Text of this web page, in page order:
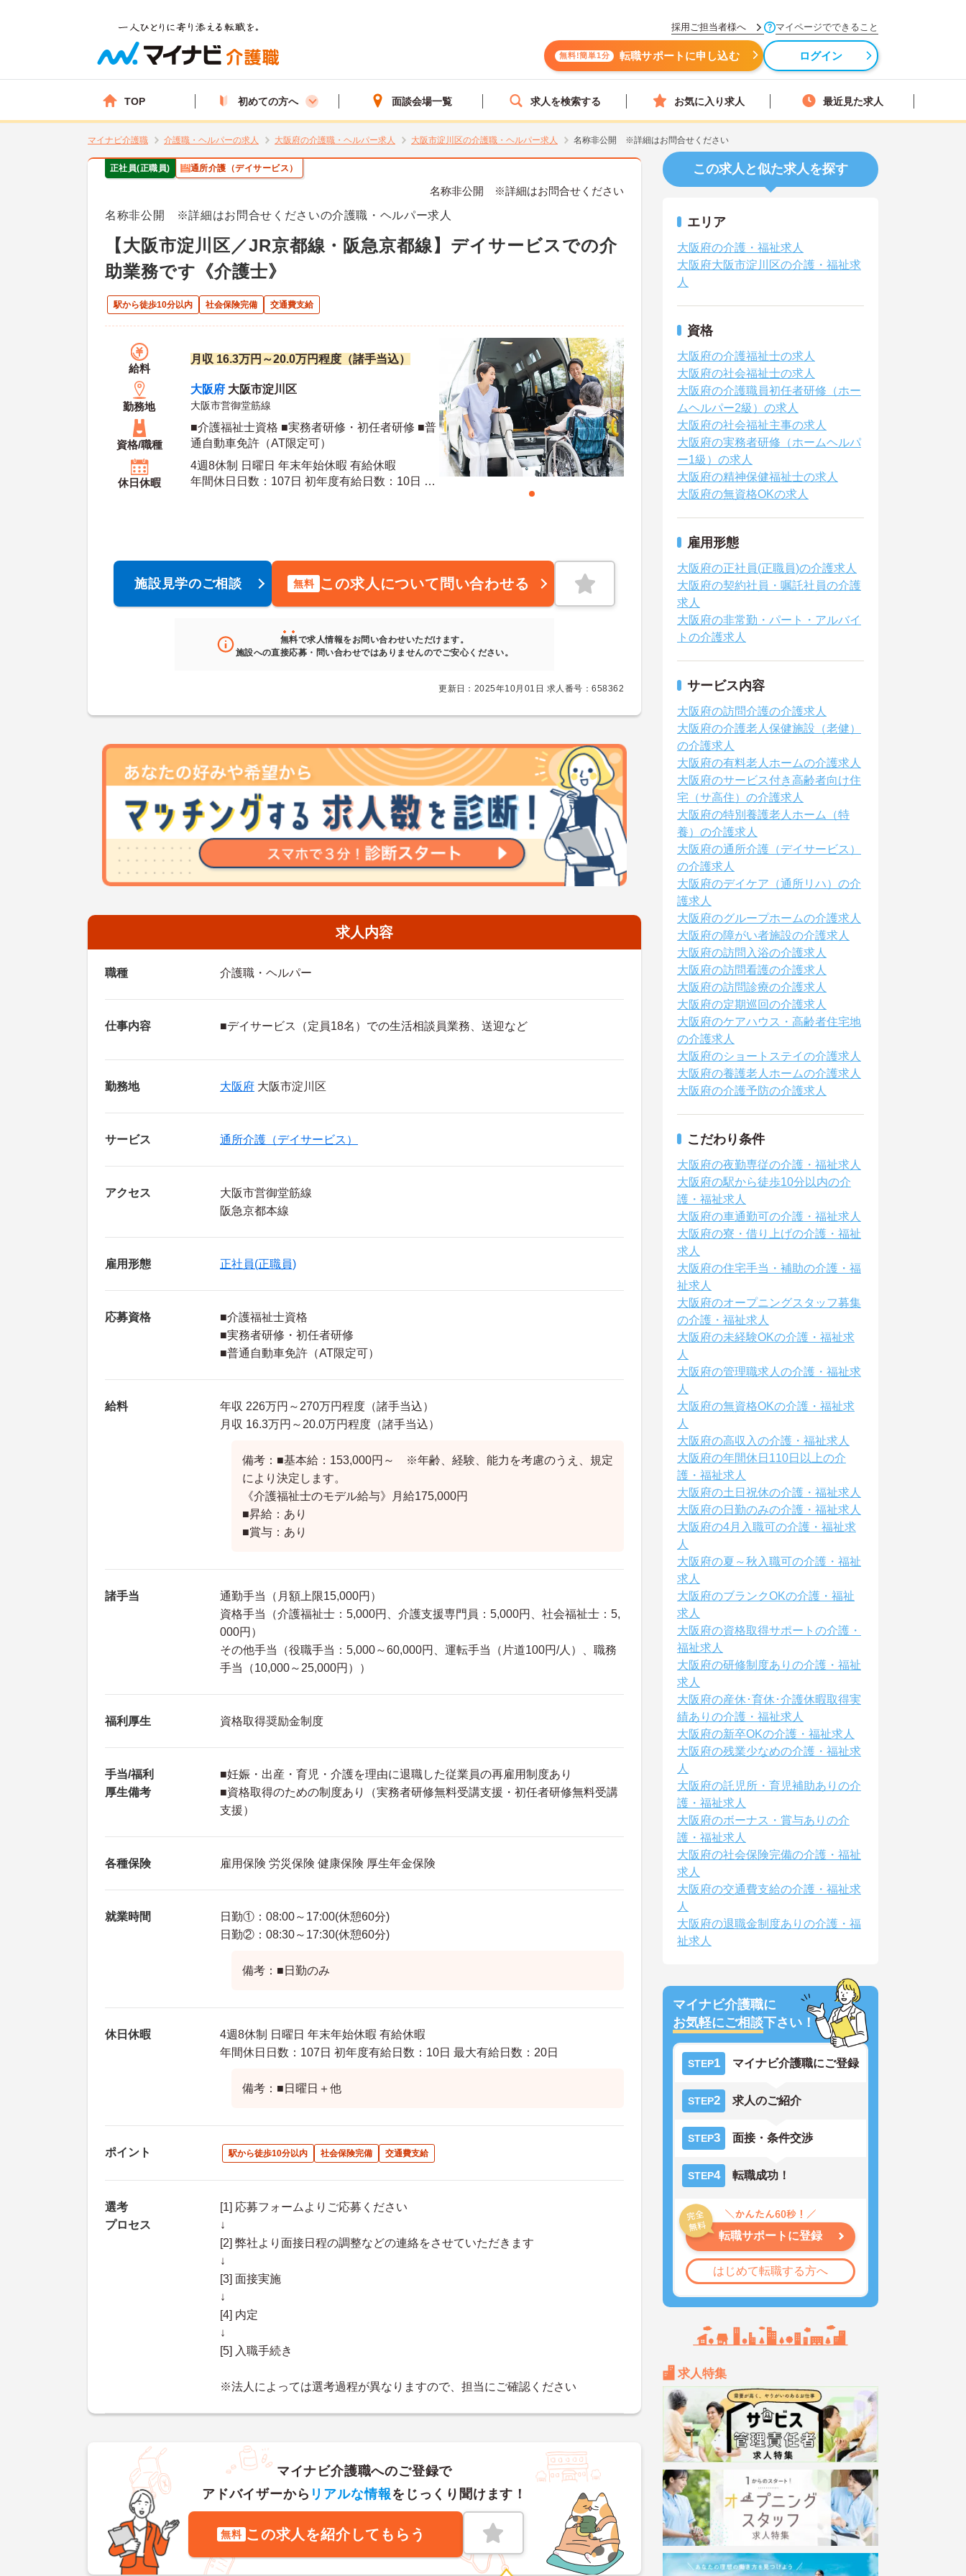
採用ご担当者様へ マイページでできること
無料!簡単1分 転職サポートに申し込む ログイン
TOP 初めての方へ 面談会場一覧 求人を検索する お気に入り求人 最近見た求人
マイナビ介護職 介護職・ヘルパーの求人 大阪府の介護職・ヘルパー求人 大阪市淀川区の介護職・ヘルパー求人 名称非公開 ※詳細はお問合せください
正社員(正職員) 通所介護（デイサービス）
名称非公開 ※詳細はお問合せください
名称非公開 ※詳細はお問合せくださいの介護職・ヘルパー求人
【大阪市淀川区／JR京都線・阪急京都線】デイサービスでの介
助業務です《介護士》
駅から徒歩10分以内 社会保険完備 交通費支給
給料
月収 16.3万円～20.0万円程度（諸手当込）
勤務地
大阪府 大阪市淀川区
大阪市営御堂筋線
資格/職種
■介護福祉士資格 ■実務者研修・初任者研修 ■普
通自動車免許（AT限定可）
休日休暇
4週8休制 日曜日 年末年始休暇 有給休暇
年間休日日数：107日 初年度有給日数：10日 最
施設見学のご相談 無料 この求人について問い合わせる
無料で求人情報をお問い合わせいただけます。
施設への直接応募・問い合わせではありませんのでご安心ください。
更新日：2025年10月01日 求人番号：658362
求人内容
職種 介護職・ヘルパー
仕事内容 ■デイサービス（定員18名）での生活相談員業務、送迎など
勤務地 大阪府 大阪市淀川区
サービス 通所介護（デイサービス）
アクセス
大阪市営御堂筋線
阪急京都本線
雇用形態 正社員(正職員)
応募資格
■介護福祉士資格
■実務者研修・初任者研修
■普通自動車免許（AT限定可）
給料
年収 226万円～270万円程度（諸手当込）
月収 16.3万円～20.0万円程度（諸手当込）
備考：■基本給：153,000円～ ※年齢、経験、能力を考慮のうえ、規定
により決定します。
《介護福祉士のモデル給与》月給175,000円
■昇給：あり
■賞与：あり
諸手当
通勤手当（月額上限15,000円）
資格手当（介護福祉士：5,000円、介護支援専門員：5,000円、社会福祉士：5,
000円）
その他手当（役職手当：5,000～60,000円、運転手当（片道100円/人）、職務
手当（10,000～25,000円））
福利厚生 資格取得奨励金制度
手当/福利
厚生備考
■妊娠・出産・育児・介護を理由に退職した従業員の再雇用制度あり
■資格取得のための制度あり（実務者研修無料受講支援・初任者研修無料受講
支援）
各種保険 雇用保険 労災保険 健康保険 厚生年金保険
就業時間
日勤①：08:00～17:00(休憩60分)
日勤②：08:30～17:30(休憩60分)
備考：■日勤のみ
休日休暇
4週8休制 日曜日 年末年始休暇 有給休暇
年間休日日数：107日 初年度有給日数：10日 最大有給日数：20日
備考：■日曜日＋他
ポイント 駅から徒歩10分以内 社会保険完備 交通費支給
選考
プロセス
[1] 応募フォームよりご応募ください
↓
[2] 弊社より面接日程の調整などの連絡をさせていただきます
↓
[3] 面接実施
↓
[4] 内定
↓
[5] 入職手続き
※法人によっては選考過程が異なりますので、担当にご確認ください
マイナビ介護職へのご登録で
アドバイザーから リアルな情報をじっくり聞けます！
無料 この求人を紹介してもらう
この求人と似た求人を探す
エリア
大阪府の介護・福祉求人
大阪府大阪市淀川区の介護・福祉求
人
資格
大阪府の介護福祉士の求人
大阪府の社会福祉士の求人
大阪府の介護職員初任者研修（ホー
ムヘルパー2級）の求人
大阪府の社会福祉主事の求人
大阪府の実務者研修（ホームヘルパ
ー1級）の求人
大阪府の精神保健福祉士の求人
大阪府の無資格OKの求人
雇用形態
大阪府の正社員(正職員)の介護求人
大阪府の契約社員・嘱託社員の介護
求人
大阪府の非常勤・パート・アルバイ
トの介護求人
サービス内容
大阪府の訪問介護の介護求人
大阪府の介護老人保健施設（老健）
の介護求人
大阪府の有料老人ホームの介護求人
大阪府のサービス付き高齢者向け住
宅（サ高住）の介護求人
大阪府の特別養護老人ホーム（特
養）の介護求人
大阪府の通所介護（デイサービス）
の介護求人
大阪府のデイケア（通所リハ）の介
護求人
大阪府のグループホームの介護求人
大阪府の障がい者施設の介護求人
大阪府の訪問入浴の介護求人
大阪府の訪問看護の介護求人
大阪府の訪問診療の介護求人
大阪府の定期巡回の介護求人
大阪府のケアハウス・高齢者住宅地
の介護求人
大阪府のショートステイの介護求人
大阪府の養護老人ホームの介護求人
大阪府の介護予防の介護求人
こだわり条件
大阪府の夜勤専従の介護・福祉求人
大阪府の駅から徒歩10分以内の介
護・福祉求人
大阪府の車通勤可の介護・福祉求人
大阪府の寮・借り上げの介護・福祉
求人
大阪府の住宅手当・補助の介護・福
祉求人
大阪府のオープニングスタッフ募集
の介護・福祉求人
大阪府の未経験OKの介護・福祉求
人
大阪府の管理職求人の介護・福祉求
人
大阪府の無資格OKの介護・福祉求
人
大阪府の高収入の介護・福祉求人
大阪府の年間休日110日以上の介
護・福祉求人
大阪府の土日祝休の介護・福祉求人
大阪府の日勤のみの介護・福祉求人
大阪府の4月入職可の介護・福祉求
人
大阪府の夏～秋入職可の介護・福祉
求人
大阪府のブランクOKの介護・福祉
求人
大阪府の資格取得サポートの介護・
福祉求人
大阪府の研修制度ありの介護・福祉
求人
大阪府の産休･育休･介護休暇取得実
績ありの介護・福祉求人
大阪府の新卒OKの介護・福祉求人
大阪府の残業少なめの介護・福祉求
人
大阪府の託児所・育児補助ありの介
護・福祉求人
大阪府のボーナス・賞与ありの介
護・福祉求人
大阪府の社会保険完備の介護・福祉
求人
大阪府の交通費支給の介護・福祉求
人
大阪府の退職金制度ありの介護・福
祉求人
マイナビ介護職に
お気軽にご相談下さい！
STEP1 マイナビ介護職にご登録
STEP2 求人のご紹介
STEP3 面接・条件交渉
STEP4 転職成功！
転職サポートに登録
はじめて転職する方へ
求人特集